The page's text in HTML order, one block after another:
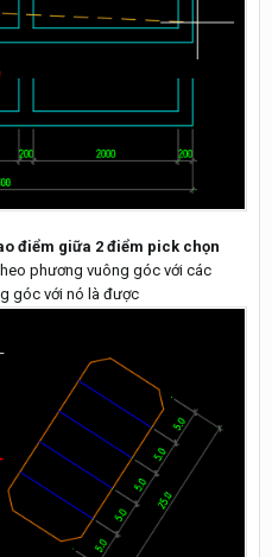
điểm giữa 2 điểm pick chọn
phương vuông góc với các
góc với nó là được